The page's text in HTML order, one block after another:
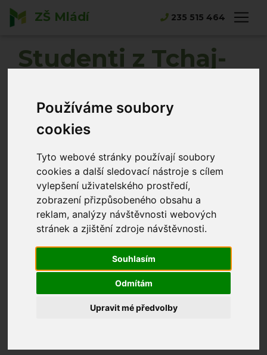
Používáme soubory
cookies
Tyto webové stránky používají soubory
cookies a další sledovací nástroje s cílem
vylepšení uživatelského prostředí,
zobrazení přizpůsobeného obsahu a
reklam, analýzy návštěvnosti webových
stránek a zjištění zdroje návštěvnosti.
Souhlasím
Odmítám
Upravit mé předvolby
ZŠ Mládí 235 515 464
Hlavní strana
Novinky
Studenti z Tchaj-
naší škole